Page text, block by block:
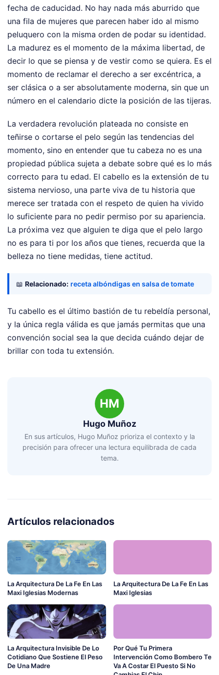
fecha de caducidad. No hay nada más aburrido que
una fila de mujeres que parecen haber ido al mismo
peluquero con la misma orden de podar su identidad.
La madurez es el momento de la máxima libertad, de
decir lo que se piensa y de vestir como se quiera. Es el
momento de reclamar el derecho a ser excéntrica, a
ser clásica o a ser absolutamente moderna, sin que un
número en el calendario dicte la posición de las tijeras.
La verdadera revolución plateada no consiste en
teñirse o cortarse el pelo según las tendencias del
momento, sino en entender que tu cabeza no es una
propiedad pública sujeta a debate sobre qué es lo más
correcto para tu edad. El cabello es la extensión de tu
sistema nervioso, una parte viva de tu historia que
merece ser tratada con el respeto de quien ha vivido
lo suficiente para no pedir permiso por su apariencia.
La próxima vez que alguien te diga que el pelo largo
no es para ti por los años que tienes, recuerda que la
belleza no tiene medidas, tiene actitud.
📖 Relacionado: receta albóndigas en salsa de tomate
Tu cabello es el último bastión de tu rebeldía personal,
y la única regla válida es que jamás permitas que una
convención social sea la que decida cuándo dejar de
brillar con toda tu extensión.
HM
Hugo Muñoz
En sus artículos, Hugo Muñoz prioriza el contexto y la
precisión para ofrecer una lectura equilibrada de cada
tema.
Artículos relacionados
La Arquitectura De La Fe En Las
Maxi Iglesias Modernas
La Arquitectura De La Fe En Las
Maxi Iglesias
La Arquitectura Invisible De Lo
Cotidiano Que Sostiene El Peso
De Una Madre
Por Qué Tu Primera
Intervención Como Bombero Te
Va A Costar El Puesto Si No